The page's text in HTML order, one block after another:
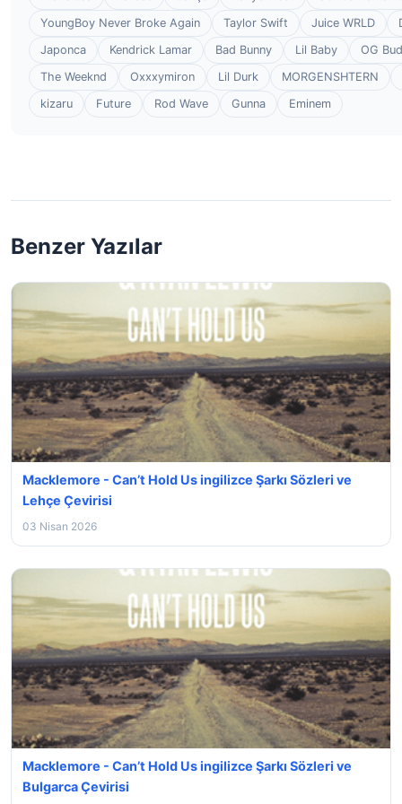
YoungBoy Never Broke Again
Taylor Swift Juice WRLD
Japonca
Kendrick Lamar Bad Bunny Lil Baby
OG
The Weeknd
Oxxxymiron Lil Durk
MORGENSHTERN
kizaru
Future Rod Wave Gunna Eminem
Benzer Yazılar
Macklemore - Can’t Hold Us ingilizce Şarkı Sözleri ve
Lehçe Çevirisi
03 Nisan 2026
Macklemore - Can’t Hold Us ingilizce Şarkı Sözleri ve
Bulgarca Çevirisi